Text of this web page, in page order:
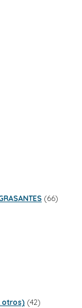
6666
otros) 4242